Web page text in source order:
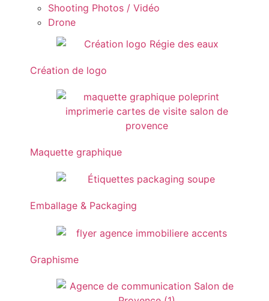
Shooting Photos / Vidéo
Drone
Création de logo
Maquette graphique
Emballage & Packaging
Graphisme